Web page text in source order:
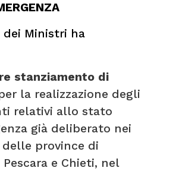
dei Ministri ha
stanziamento di
la realizzazione degli
relativi allo stato
già deliberato nei
province di
Pescara e Chieti, nel